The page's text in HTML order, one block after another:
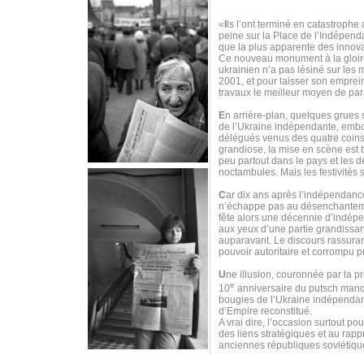
« ls l’ont terminé en
peine sur la Place de
que la plus apparente des
Ce nouveau monument à la
ukrainien n’a pas lésiné sur les
2001, et pour laisser son
travaux le meilleur moyen de
En arrière-plan, quelques grues
de l’Ukraine indépendante,
délégués venus des quatre
grandiose, la mise en scène est
peu partout dans le pays et les
noctambules. Mais les festivités
Car dix ans après
n’échappe pas au
fête alors une décennie
aux yeux d’une partie
auparavant. Le discours
pouvoir autoritaire et corrompu
Une illusion, couronnée par la
10e anniversaire du putsch
bougies de l’Ukraine
d’Empire reconstitué.
A vrai dire, l’occasion surtout
des liens stratégiques et au
anciennes républiques